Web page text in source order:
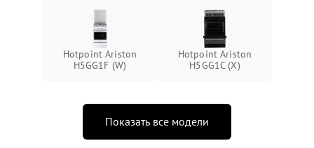
Hotpoint Ariston
H5GG1F (W)
Hotpoint Ariston
H5GG1C (X)
Показать все модели